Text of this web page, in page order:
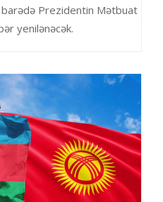
Prezidentin Mətbuat
yenilənəcək.